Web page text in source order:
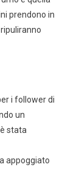
prendono in
i follower di
un
stata
appoggiato